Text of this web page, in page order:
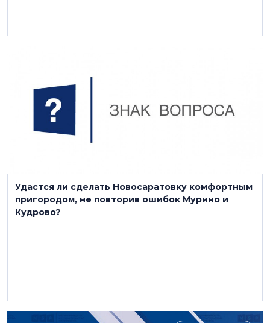
Удастся ли сделать Новосаратовку комфортным
пригородом, не повторив ошибок Мурино и
Кудрово?